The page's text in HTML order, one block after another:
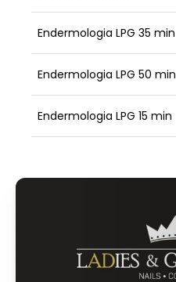
Endermologia LPG 35 min
Endermologia LPG 50 min
Endermologia LPG 15 min